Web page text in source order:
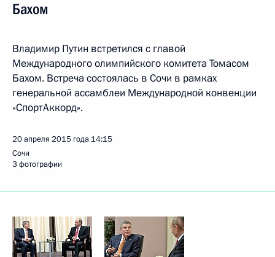
Бахом
Владимир Путин встретился с главой
Международного олимпийского комитета Томасом
Бахом. Встреча состоялась в Сочи в рамках
генеральной ассамблеи Международной конвенции
«СпортАккорд».
20 апреля 2015 года 14:15
Сочи
3 фотографии